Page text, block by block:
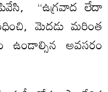
“ఉగ్రవాద లేదా
మెదడు మరింత
ఉండాల్సిన అవసరం